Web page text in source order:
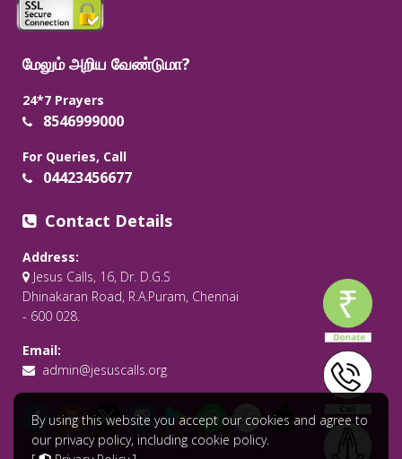
மேலும் அறிய வேண்டுமா?
24*7 Prayers
8546999000
For Queries, Call
04423456677
Contact Details
Address:
Jesus Calls, 16, Dr. D.G.S
Dhinakaran Road, R.A.Puram, Chennai
- 600 028.
Email:
admin@jesuscalls.org
By using this website you accept our cookies and agree to
our privacy policy, including cookie policy.